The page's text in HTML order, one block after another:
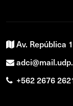
Av. República
+562 2676